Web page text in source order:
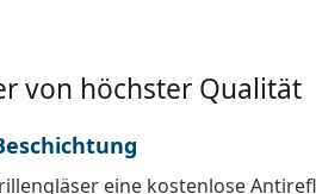
von höchster Qualität
eine kostenlose